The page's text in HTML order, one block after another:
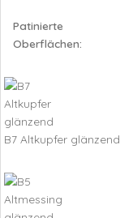
Patinierte
Oberflächen:
B7 Altkupfer glänzend